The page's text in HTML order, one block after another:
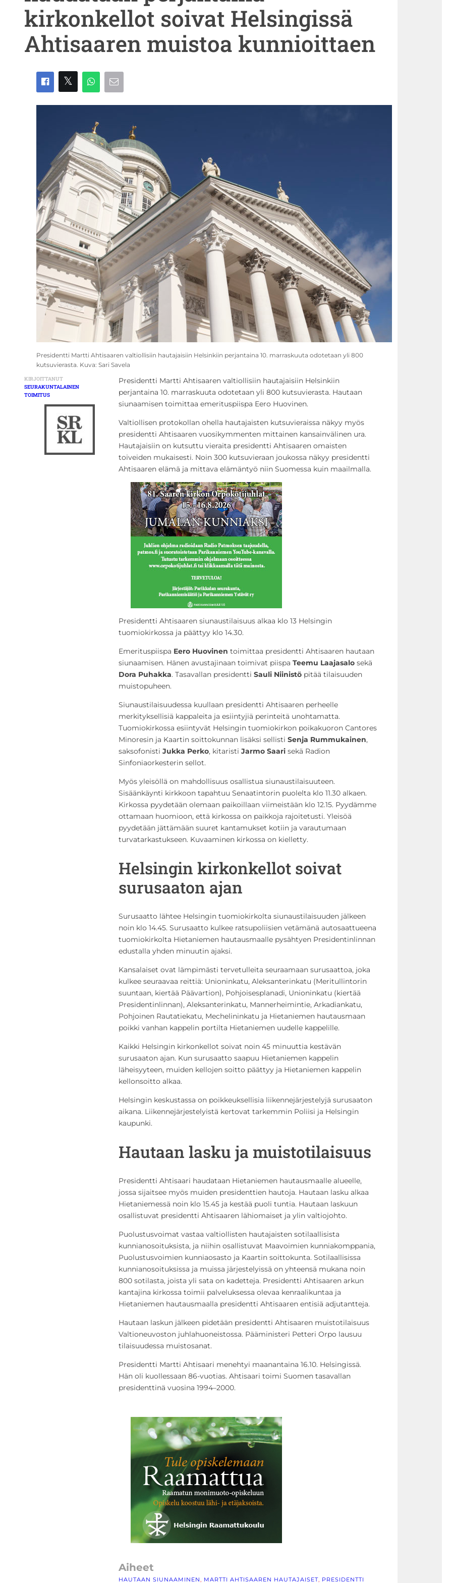
kirkonkellot soivat Helsingissä
Ahtisaaren muistoa kunnioittaen
Presidentti Martti Ahtisaaren valtiollisiin hautajaisiin Helsinkiin perjantaina 10. marraskuuta odotetaan yli 800
kutsuvierasta. Kuva: Sari Savela
KIRJOITTANUT
SEURAKUNTALAINEN
TOIMITUS
Presidentti Martti Ahtisaaren valtiollisiin hautajaisiin Helsinkiin
perjantaina 10. marraskuuta odotetaan yli 800 kutsuvierasta. Hautaan
siunaamisen toimittaa emerituspiispa Eero Huovinen.
Valtiollisen protokollan ohella hautajaisten kutsuvieraissa näkyy myös
presidentti Ahtisaaren vuosikymmenten mittainen kansainvälinen ura.
Hautajaisiin on kutsuttu vieraita presidentti Ahtisaaren omaisten
toiveiden mukaisesti. Noin 300 kutsuvieraan joukossa näkyy presidentti
Ahtisaaren elämä ja mittava elämäntyö niin Suomessa kuin maailmalla.
Presidentti Ahtisaaren siunaustilaisuus alkaa klo 13 Helsingin
tuomiokirkossa ja päättyy klo 14.30.
Emerituspiispa Eero Huovinen toimittaa presidentti Ahtisaaren hautaan
siunaamisen. Hänen avustajinaan toimivat piispa Teemu Laajasalosekä
Dora Puhakka. Tasavallan presidentti Sauli Niinistöpitää tilaisuuden
muistopuheen.
Siunaustilaisuudessa kuullaan presidentti Ahtisaaren perheelle
merkityksellisiä kappaleita ja esiintyjiä perinteitä unohtamatta.
Tuomiokirkossa esiintyvät Helsingin tuomiokirkon poikakuoron Cantores
Minoresin ja Kaartin soittokunnan lisäksi sellisti Senja Rummukainen,
saksofonisti Jukka Perko, kitaristi Jarmo Saarisekä Radion
Sinfoniaorkesterin sellot.
Myös yleisöllä on mahdollisuus osallistua siunaustilaisuuteen.
Sisäänkäynti kirkkoon tapahtuu Senaatintorin puolelta klo 11.30 alkaen.
Kirkossa pyydetään olemaan paikoillaan viimeistään klo 12.15. Pyydämme
ottamaan huomioon, että kirkossa on paikkoja rajoitetusti. Yleisöä
pyydetään jättämään suuret kantamukset kotiin ja varautumaan
turvatarkastukseen. Kuvaaminen kirkossa on kielletty.
Helsingin kirkonkellot soivat
surusaaton ajan
Surusaatto lähtee Helsingin tuomiokirkolta siunaustilaisuuden jälkeen
noin klo 14.45. Surusaatto kulkee ratsupoliisien vetämänä autosaattueena
tuomiokirkolta Hietaniemen hautausmaalle pysähtyen Presidentinlinnan
edustalla yhden minuutin ajaksi.
Kansalaiset ovat lämpimästi tervetulleita seuraamaan surusaattoa, joka
kulkee seuraavaa reittiä: Unioninkatu, Aleksanterinkatu (Meritullintorin
suuntaan, kiertää Päävartion), Pohjoisesplanadi, Unioninkatu (kiertää
Presidentinlinnan), Aleksanterinkatu, Mannerheimintie, Arkadiankatu,
Pohjoinen Rautatiekatu, Mechelininkatu ja Hietaniemen hautausmaan
poikki vanhan kappelin portilta Hietaniemen uudelle kappelille.
Kaikki Helsingin kirkonkellot soivat noin 45 minuuttia kestävän
surusaaton ajan. Kun surusaatto saapuu Hietaniemen kappelin
läheisyyteen, muiden kellojen soitto päättyy ja Hietaniemen kappelin
kellonsoitto alkaa.
Helsingin keskustassa on poikkeuksellisia liikennejärjestelyjä surusaaton
aikana. Liikennejärjestelyistä kertovat tarkemmin Poliisi ja Helsingin
kaupunki.
Hautaan lasku ja muistotilaisuus
Presidentti Ahtisaari haudataan Hietaniemen hautausmaalle alueelle,
jossa sijaitsee myös muiden presidenttien hautoja. Hautaan lasku alkaa
Hietaniemessä noin klo 15.45 ja kestää puoli tuntia. Hautaan laskuun
osallistuvat presidentti Ahtisaaren lähiomaiset ja ylin valtiojohto.
Puolustusvoimat vastaa valtiollisten hautajaisten sotilaallisista
kunnianosoituksista, ja niihin osallistuvat Maavoimien kunniakomppania,
Puolustusvoimien kunniaosasto ja Kaartin soittokunta. Sotilaallisissa
kunnianosoituksissa ja muissa järjestelyissä on yhteensä mukana noin
800 sotilasta, joista yli sata on kadetteja. Presidentti Ahtisaaren arkun
kantajina kirkossa toimii palveluksessa olevaa kenraalikuntaa ja
Hietaniemen hautausmaalla presidentti Ahtisaaren entisiä adjutantteja.
Hautaan laskun jälkeen pidetään presidentti Ahtisaaren muistotilaisuus
Valtioneuvoston juhlahuoneistossa. Pääministeri Petteri Orpo lausuu
tilaisuudessa muistosanat.
Presidentti Martti Ahtisaari menehtyi maanantaina 16.10. Helsingissä.
Hän oli kuollessaan 86-vuotias. Ahtisaari toimi Suomen tasavallan
presidenttinä vuosina 1994–2000.
Aiheet
HAUTAAN SIUNAAMINEN, MARTTI AHTISAAREN HAUTAJAISET, PRESIDENTTI